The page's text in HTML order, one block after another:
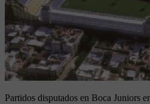
Partidos disputados en Boca Juniors